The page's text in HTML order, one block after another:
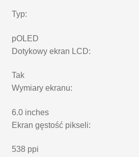
Typ:
pOLED
Dotykowy ekran LCD:
Tak
Wymiary ekranu:
6.0 inches
Ekran gęstość pikseli:
538 ppi